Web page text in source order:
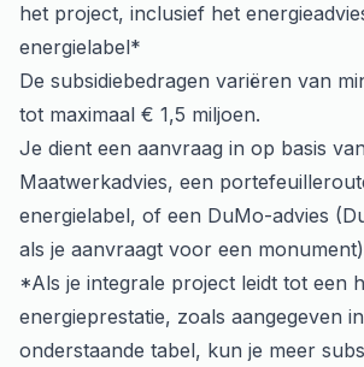
het project, inclusief het
energielabel*
De subsidiebedragen variëren van
tot maximaal € 1,5 miljoen.
Je dient een aanvraag in op basis
Maatwerkadvies, een
energielabel, of een DuMo-advies
als je aanvraagt voor een monument)
*Als je integrale project leidt tot een
energieprestatie, zoals aangegeven
onderstaande tabel, kun je meer